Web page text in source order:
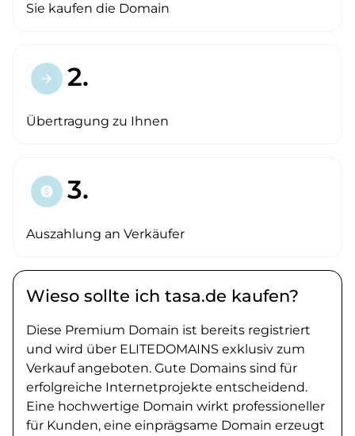
Sie kaufen die Domain
arrow_forward 2.
Übertragung zu Ihnen
paid 3.
Auszahlung an Verkäufer
Wieso sollte ich tasa.de kaufen?
Diese Premium Domain ist bereits registriert
und wird über ELITEDOMAINS exklusiv zum
Verkauf angeboten. Gute Domains sind für
erfolgreiche Internetprojekte entscheidend.
Eine hochwertige Domain wirkt professioneller
für Kunden, eine einprägsame Domain erzeugt